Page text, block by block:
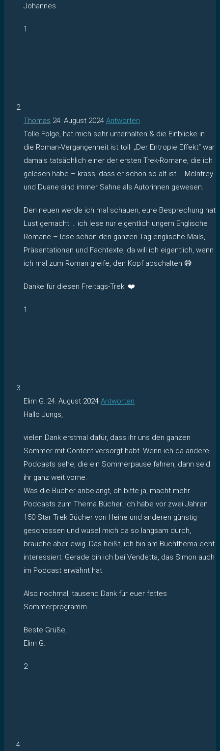
Johannes
1
Thomas 24. August 2024 Antworten
Tolle Folge, hat mich sehr unterhalten & die Einblicke in
die Roman-Vergangenheit ist toll. „Der Entropie Effekt“ war
damals tatsächlich einer der ersten Trek-Romane, die ich
gelesen habe – krass, dass er schon so alt ist … McIntrey
und Duane sind immer Sahne als Autorinnen gewesen.
Den neuen werde ich mal schauen, eure Besprechung hat
Lust gemacht … ich lese nur eigentlich ungern Englische
Romane – lese schon den ganzen Tag englische Mails,
Präsentationen und Fachtexte, da will ich eigentlich, wenn
ich mal zum Roman greife, den Kopf abschalten 😅
Danke für diesen Freitags-Trek! ❤️
1
Elim G. 24. August 2024 Antworten
Hallo Jungs,
vielen Dank erstmal dafür, dass ihr uns den ganzen
Sommer mit Content versorgt habt. Wenn ich da andere
Podcasts sehe, die ein Sommerpause fahren, dann seid
ihr ganz weit vorne.
Was die Bücher anbelangt, oh bitte ja, macht mehr
Podcasts zum Thema Bücher. Ich habe vor zwei Jahren
150 Star Trek Bücher von Heine und anderen günstig
geschossen und wusel mich da so langsam durch,
brauche aber ewig. Das heißt, ich bin am Buchthema echt
interessiert. Gerade bin ich bei Vendetta, das Simon auch
im Podcast erwähnt hat.
Also nochmal, tausend Dank für euer fettes
Sommerprogramm.
Beste Grüße,
Elim G.
2